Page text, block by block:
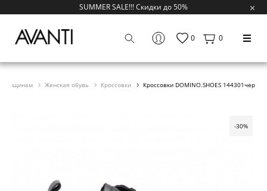
SUMMER SALE!!! Скидки до 50%
0 0
Женщинам Женская обувь Кроссовки Кроссовки DOMINO.SHOES 144301чер
-30%